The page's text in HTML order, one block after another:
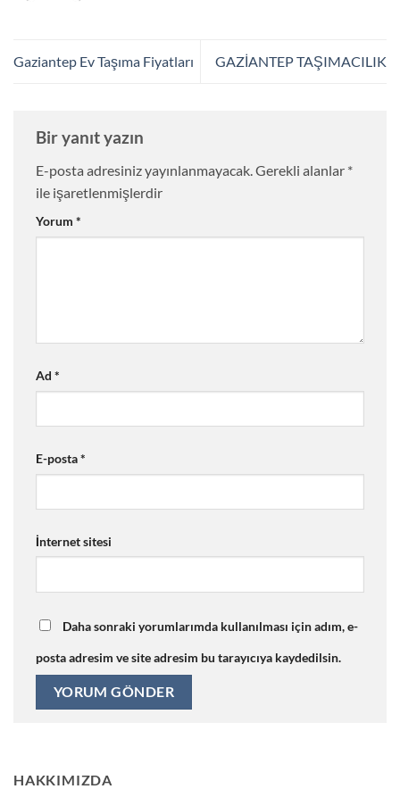
Gaziantep Ev Taşıma Fiyatları GAZİANTEP TAŞIMACILIK
Bir yanıt yazın
E-posta adresiniz yayınlanmayacak.Gerekli alanlar *
ile işaretlenmişlerdir
Yorum *
Ad *
E-posta*
İnternet sitesi
Daha sonraki yorumlarımda kullanılması için adım, e-
posta adresim ve site adresim bu tarayıcıya kaydedilsin.
HAKKIMIZDA